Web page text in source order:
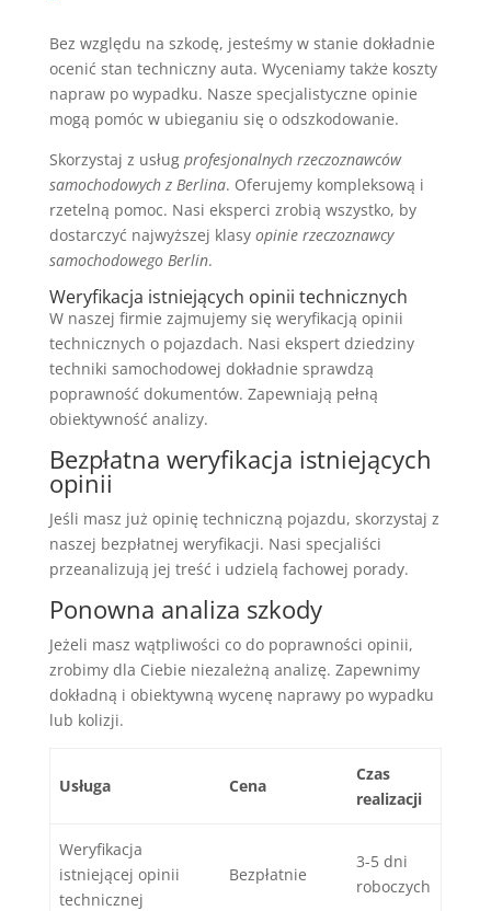
Bez względu na szkodę, jesteśmy w stanie dokładnie
ocenić stan techniczny auta. Wyceniamy także koszty
napraw po wypadku. Nasze specjalistyczne opinie
mogą pomóc w ubieganiu się o odszkodowanie.
Skorzystaj z usług profesjonalnych rzeczoznawców
samochodowych z Berlina. Oferujemy kompleksową i
rzetelną pomoc. Nasi eksperci zrobią wszystko, by
dostarczyć najwyższej klasy opinie rzeczoznawcy
samochodowego Berlin.
Weryfikacja istniejących opinii technicznych
W naszej firmie zajmujemy się weryfikacją opinii
technicznych o pojazdach. Nasi ekspert dziedziny
techniki samochodowej dokładnie sprawdzą
poprawność dokumentów. Zapewniają pełną
obiektywność analizy.
Bezpłatna weryfikacja istniejących
opinii
Jeśli masz już opinię techniczną pojazdu, skorzystaj z
naszej bezpłatnej weryfikacji. Nasi specjaliści
przeanalizują jej treść i udzielą fachowej porady.
Ponowna analiza szkody
Jeżeli masz wątpliwości co do poprawności opinii,
zrobimy dla Ciebie niezależną analizę. Zapewnimy
dokładną i obiektywną wycenę naprawy po wypadku
lub kolizji.
Usługa Cena
Czas
realizacji
Weryfikacja
istniejącej opinii
technicznej
Bezpłatnie
3-5 dni
roboczych